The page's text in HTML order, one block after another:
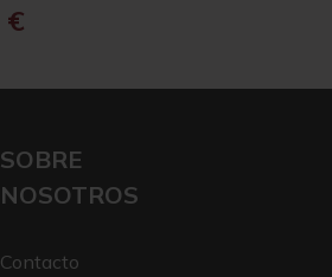
€
SOBRE
NOSOTROS
Contacto